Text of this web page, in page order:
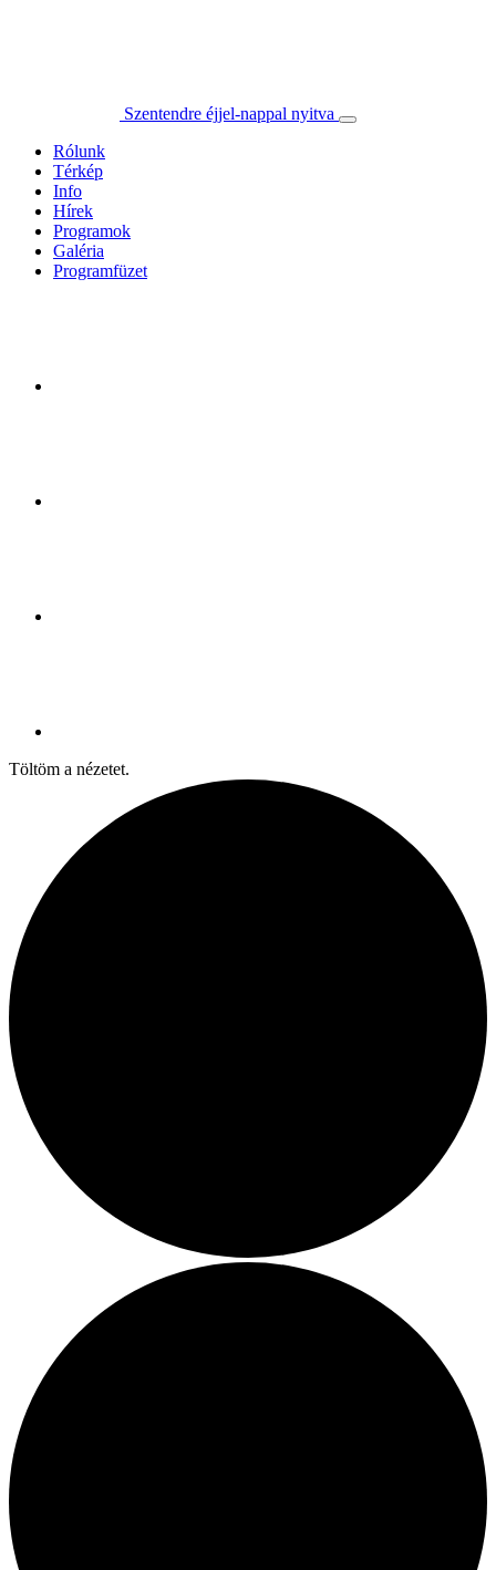
Szentendre éjjel-nappal nyitva
Rólunk
Térkép
Info
Hírek
Programok
Galéria
Programfüzet
Töltöm a nézetet.